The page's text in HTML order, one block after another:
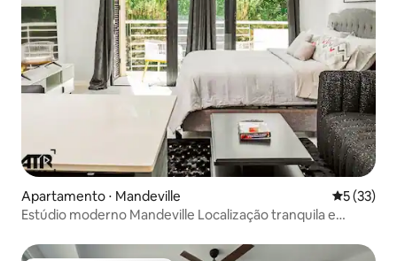
Apartamento ⋅ Mandeville 5 de uma
5 (33)
Estúdio moderno Mandeville Localização tranquila e